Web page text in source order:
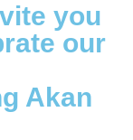
you
our
Akan